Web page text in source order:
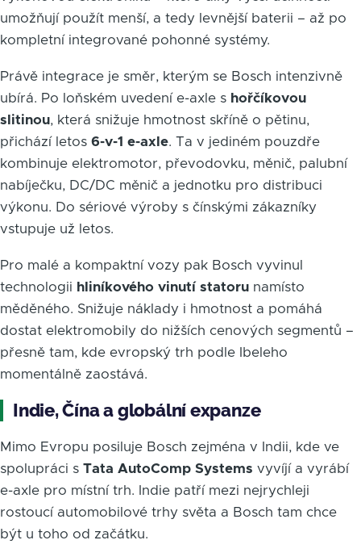
umožňují použít menší, a tedy levnější baterii – až po
kompletní integrované pohonné systémy.
Právě integrace je směr, kterým se Bosch intenzivně
ubírá. Po loňském uvedení e-axle s hořčíkovou
slitinou, která snižuje hmotnost skříně o pětinu,
přichází letos 6-v-1 e-axle. Ta v jediném pouzdře
kombinuje elektromotor, převodovku, měnič, palubní
nabíječku, DC/DC měnič a jednotku pro distribuci
výkonu. Do sériové výroby s čínskými zákazníky
vstupuje už letos.
Pro malé a kompaktní vozy pak Bosch vyvinul
technologii hliníkového vinutí statoru namísto
měděného. Snižuje náklady i hmotnost a pomáhá
dostat elektromobily do nižších cenových segmentů –
přesně tam, kde evropský trh podle Ibeleho
momentálně zaostává.
Indie, Čína a globální expanze
Mimo Evropu posiluje Bosch zejména v Indii, kde ve
spolupráci s Tata AutoComp Systems vyvíjí a vyrábí
e-axle pro místní trh. Indie patří mezi nejrychleji
rostoucí automobilové trhy světa a Bosch tam chce
být u toho od začátku.